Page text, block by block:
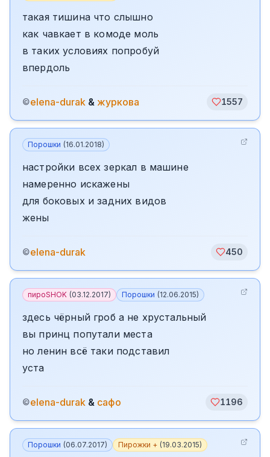
такая тишина что слышно
как чавкает в комоде моль
в таких условиях попробуй
впердоль
©elena-durak & журкова 1557
Порошки (16.01.2018)
настройки всех зеркал в машине
намеренно искажены
для боковых и задних видов
жены
©elena-durak 450
пироSHOK (03.12.2017) Порошки (12.06.2015)
здесь чёрный гроб а не хрустальный
вы принц попутали места
но ленин всё таки подставил
уста
©elena-durak & сафо 1196
Порошки (06.07.2017) Пирожки + (19.03.2015)